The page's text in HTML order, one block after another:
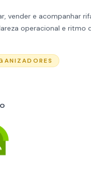
vender e acompanhar
operacional e ritmo